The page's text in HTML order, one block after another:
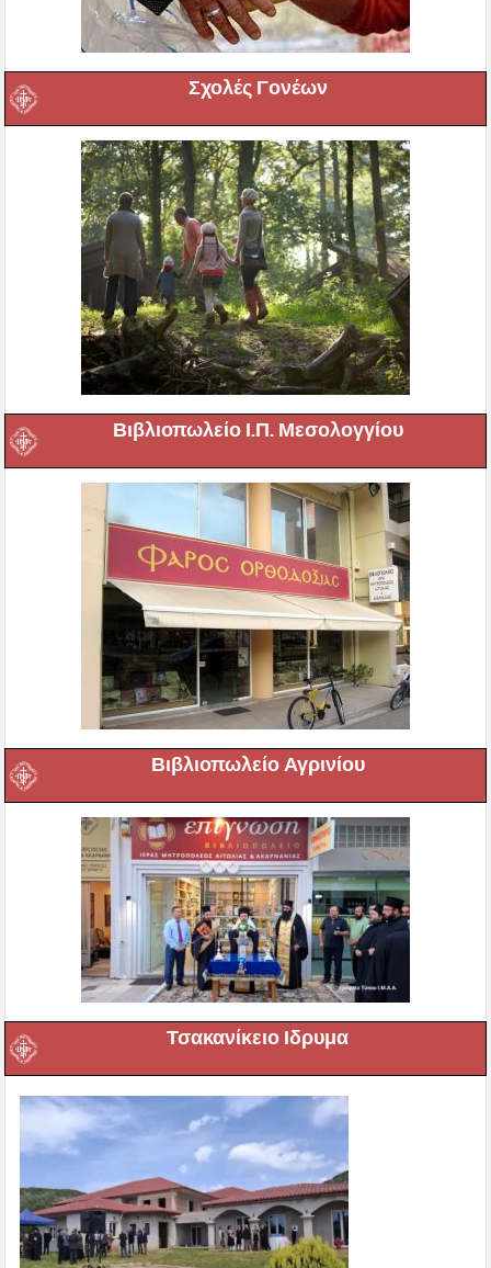
Σχολές Γονέων
Βιβλιοπωλείο Ι.Π. Μεσολογγίου
Βιβλιοπωλείο Αγρινίου
Τσακανίκειο Ιδρυμα